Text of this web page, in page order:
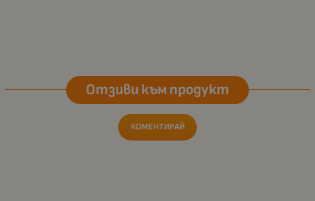
Отзиви към продукт
КОМЕНТИРАЙ